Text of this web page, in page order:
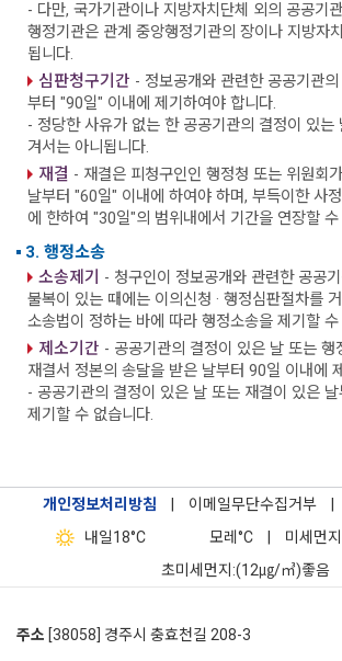
- 다만, 국가기관이나 지방자치단체 외의 공공기
행정기관은 관계 중앙행정기관의 장이나 지방자
됩니다.
심판청구기간 - 정보공개와 관련한 공공기관
부터 "90일" 이내에 제기하여야 합니다.
- 정당한 사유가 없는 한 공공기관의 결정이 있는
겨서는 아니됩니다.
재결 - 재결은 피청구인인 행정청 또는 위원회
날부터 "60일" 이내에 하여야 하며, 부득이한 사
에 한하여 "30일"의 범위내에서 기간을 연장할 수
3. 행정소송
소송제기
- 청구인이 정보공개와 관련한 공공
불복이 있는 때에는 이의신청 · 행정심판절차를
소송법이 정하는 바에 따라 행정소송을 제기할 수
제소기간 - 공공기관의 결정이 있은 날 또는 행
재결서 정본의 송달을 받은 날부터 90일 이내에
- 공공기관의 결정이 있은 날 또는 재결이 있은
제기할 수 없습니다.
개인정보처리방침 이메일무단수집거부
내일18°C 모레 °C 미세먼
초미세먼지:(12㎍/㎥)좋음
주소 [38058] 경주시 충효천길 208-3